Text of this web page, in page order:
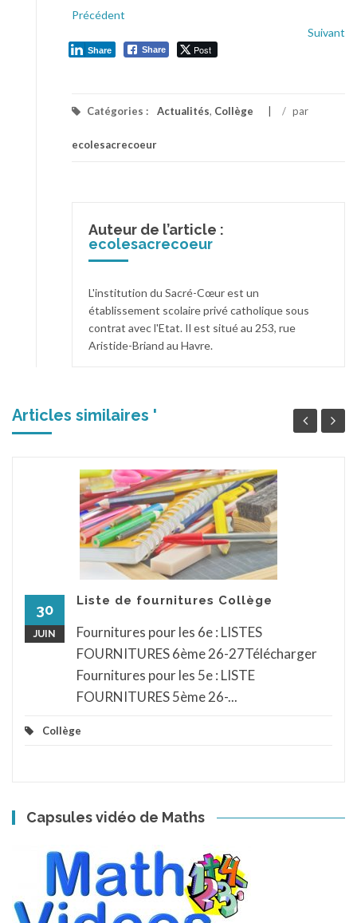
Précédent
Suivant
Share Post
Share
Catégories : Actualités, Collège / par
ecolesacrecoeur
Auteur de l’article :
ecolesacrecoeur
L'institution du Sacré-Cœur est un
établissement scolaire privé catholique sous
contrat avec l'Etat. Il est situé au 253, rue
Aristide-Briand au Havre.
Articles similaires '
30
JUIN
Liste de fournitures Collège
Fournitures pour les 6e : LISTES
FOURNITURES 6ème 26-27Télécharger
Fournitures pour les 5e : LISTE
FOURNITURES 5ème 26-...
Collège
Capsules vidéo de Maths